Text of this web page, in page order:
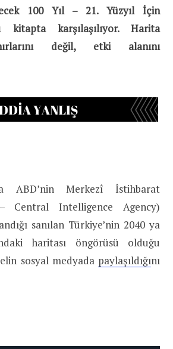
100 Yıl – 21. Yüzyıl İçin
kitapta karşılaşılıyor. Harita
değil, etki alanını
ABD’nin Merkezî İstihbarat
Central Intelligence Agency)
sanılan Türkiye’nin 2040 ya
haritası öngörüsü olduğu
sosyal medyada paylaşıldığını